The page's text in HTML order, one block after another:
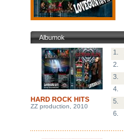
Albumok
HARD ROCK HITS
ZZ production, 2010
1.
2.
3.
4.
5.
6.